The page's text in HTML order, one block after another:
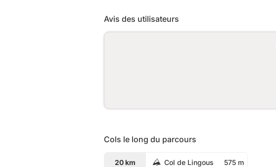
Avis des utilisateurs
Cols le long du parcours
20 km Col de Lingous 575 m